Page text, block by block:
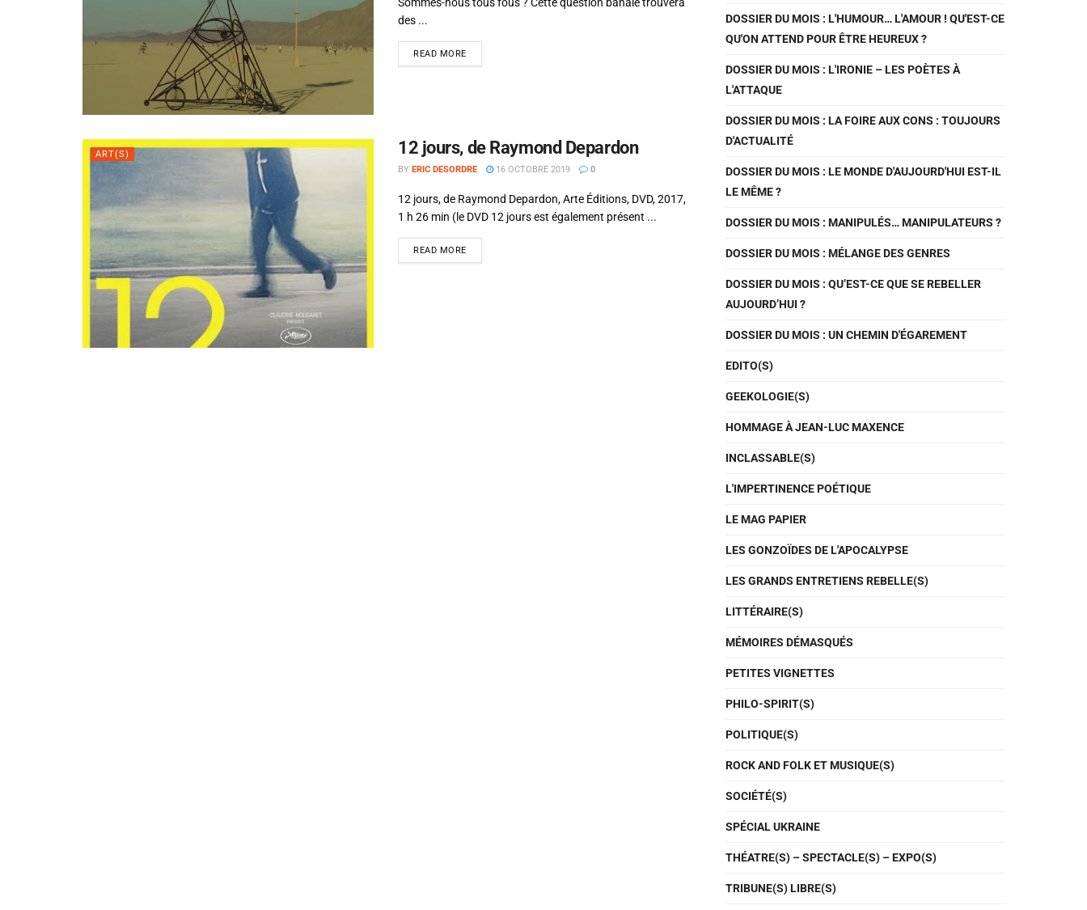
des ...
READ MORE
ART(S) 12 jours, de Raymond Depardon
BY ERIC DESORDRE 16 OCTOBRE 2019 0
12 jours, de Raymond Depardon, Arte Éditions, DVD, 2017,
1 h 26 min (le DVD 12 jours est également présent ...
READ MORE
DOSSIER DU MOIS : L'HUMOUR… L'AMOUR ! QU'EST-CE
QU'ON ATTEND POUR ÊTRE HEUREUX ?
DOSSIER DU MOIS : L'IRONIE – LES POÈTES À
L'ATTAQUE
DOSSIER DU MOIS : LA FOIRE AUX CONS : TOUJOURS
D'ACTUALITÉ
DOSSIER DU MOIS : LE MONDE D'AUJOURD'HUI EST-IL
LE MÊME ?
DOSSIER DU MOIS : MANIPULÉS… MANIPULATEURS ?
DOSSIER DU MOIS : MÉLANGE DES GENRES
DOSSIER DU MOIS : QU’EST-CE QUE SE REBELLER
AUJOURD’HUI ?
DOSSIER DU MOIS : UN CHEMIN D'ÉGAREMENT
EDITO(S)
GEEKOLOGIE(S)
HOMMAGE À JEAN-LUC MAXENCE
INCLASSABLE(S)
L'IMPERTINENCE POÉTIQUE
LE MAG PAPIER
LES GONZOÏDES DE L'APOCALYPSE
LES GRANDS ENTRETIENS REBELLE(S)
LITTÉRAIRE(S)
MÉMOIRES DÉMASQUÉS
PETITES VIGNETTES
PHILO-SPIRIT(S)
POLITIQUE(S)
ROCK AND FOLK ET MUSIQUE(S)
SOCIÉTÉ(S)
SPÉCIAL UKRAINE
THÉATRE(S) – SPECTACLE(S) – EXPO(S)
TRIBUNE(S) LIBRE(S)